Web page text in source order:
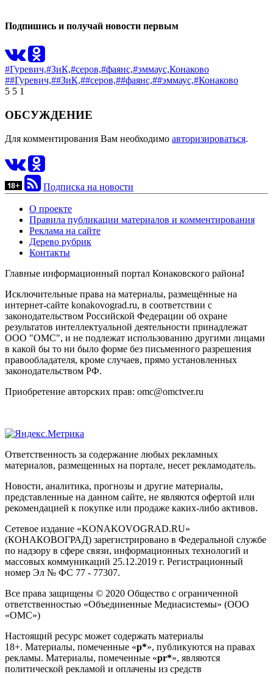
Подпишись и получай новости первым
#Гуревич,#ЗиК,#серов,#фаянс,#эммаус,Конаково
##Гуревич,##ЗиК,##серов,##фаянс,##эммаус,#Конаково
5 5 1
ОБСУЖДЕНИЕ
Для комментирования Вам необходимо авторизироваться.
Подписка на новости
О проекте
Правила публикации материалов и комментирования
Реклама на сайте
Дерево рубрик
Контакты
Главные информационный портал Конаковского района!
Исключительные права на материалы, размещённые на
интернет-сайте konakovograd.ru, в соответствии с
законодательством Российской Федерации об охране
результатов интеллектуальной деятельности принадлежат
ООО "ОМС", и не подлежат использованию другими лицами
в какой бы то ни было форме без письменного разрешения
правообладателя, кроме случаев, прямо установленных
законодательством РФ.
Приобретение авторских прав: omc@omctver.ru
Ответственность за содержание любых рекламных
материалов, размещенных на портале, несет рекламодатель.
Новости, аналитика, прогнозы и другие материалы,
представленные на данном сайте, не являются офертой или
рекомендацией к покупке или продаже каких-либо активов.
Сетевое издание «KONAKOVOGRAD.RU»
(КОНАКОВОГРАД) зарегистрировано в Федеральной службе
по надзору в сфере связи, информационных технологий и
массовых коммуникаций 25.12.2019 г. Регистрационный
номер Эл № ФС 77 - 77307.
Все права защищены © 2020 Общество с ограниченной
ответственностью «Объединенные Медиасистемы» (ООО
«ОМС»)
Настоящий ресурс может содержать материалы
18+. Материалы, помеченные «р*», публикуются на правах
рекламы. Материалы, помеченные «рr*», являются
политической рекламой и оплачены из средств